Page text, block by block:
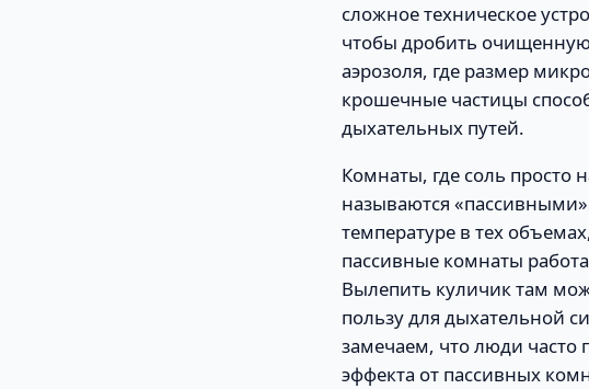
сложное техническое
чтобы дробить
аэрозоля, где размер
крошечные частицы
дыхательных путей.
Комнаты, где соль просто
называются
температуре в тех
пассивные комнаты
Вылепить куличик там
пользу для дыхательной
замечаем, что люди часто
эффекта от пассивных